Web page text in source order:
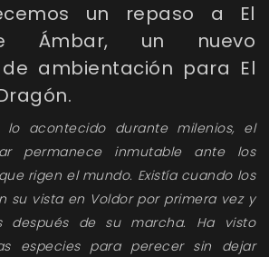
un repaso a El
Ámbar, un nuevo
ambientación para El
lo acontecido durante milenios, el
permanece inmutable ante los
rigen el mundo. Existía cuando los
su vista en Voldor por primera vez y
después de su marcha. Ha visto
especies para perecer sin dejar